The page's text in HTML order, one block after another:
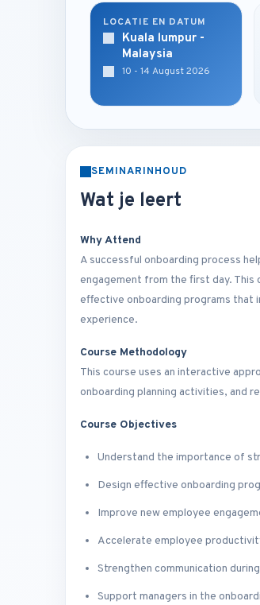
LOCATIE EN DATUM
Kuala lumpur -
Malaysia
10 - 14 August 2026
SEMINARINHOUD
Wat je leert
Why Attend
A successful onboarding process
engagement from the first day. This
effective onboarding programs that
experience.
Course Methodology
This course uses an interactive
onboarding planning activities, and
Course Objectives
Understand the importance of
Design effective onboarding
Improve new employee
Accelerate employee
Strengthen communication
Support managers in the